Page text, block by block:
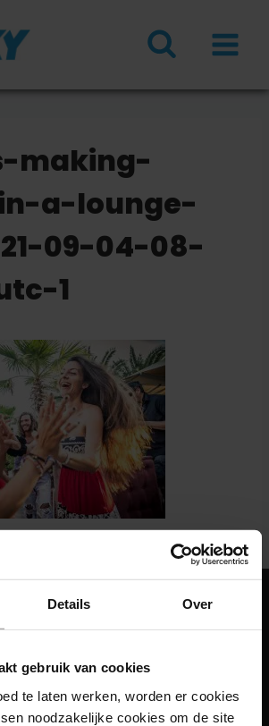
Details Over
gebruik van cookies
te laten werken, worden er cookies
noodzakelijke cookies om de site
making-
a-lounge-
09-04-08-
1